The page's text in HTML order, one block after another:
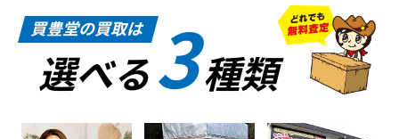
買豊堂の買取は
選べる3種類